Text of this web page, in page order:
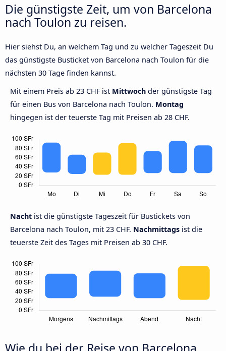
Die günstigste Zeit, um von Barcelona
nach Toulon zu reisen.
Hier siehst Du, an welchem Tag und zu welcher Tageszeit Du
das günstigste Busticket von Barcelona nach Toulon für die
nächsten 30 Tage finden kannst.
Mit einem Preis ab 23 CHF ist Mittwoch der günstigste Tag
für einen Bus von Barcelona nach Toulon. Montag
hingegen ist der teuerste Tag mit Preisen ab 28 CHF.
Nacht ist die günstigste Tageszeit für Bustickets von
Barcelona nach Toulon, mit 23 CHF. Nachmittags ist die
teuerste Zeit des Tages mit Preisen ab 30 CHF.